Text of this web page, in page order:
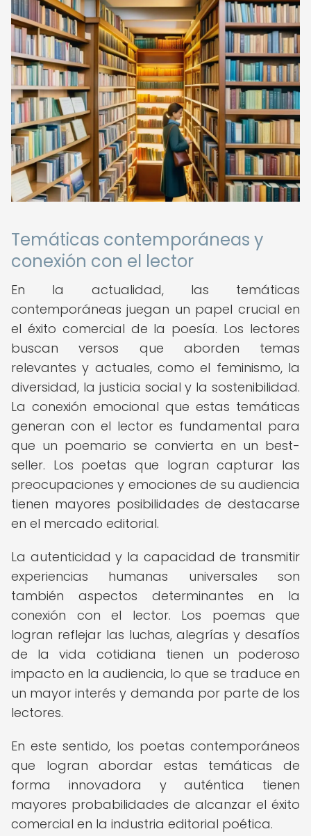
Temáticas contemporáneas y
conexión con el lector
En la actualidad, las temáticas
contemporáneas juegan un papel crucial en
el éxito comercial de la poesía. Los lectores
buscan versos que aborden temas
relevantes y actuales, como el feminismo, la
diversidad, la justicia social y la sostenibilidad.
La conexión emocional que estas temáticas
generan con el lector es fundamental para
que un poemario se convierta en un best-
seller. Los poetas que logran capturar las
preocupaciones y emociones de su audiencia
tienen mayores posibilidades de destacarse
en el mercado editorial.
La autenticidad y la capacidad de transmitir
experiencias humanas universales son
también aspectos determinantes en la
conexión con el lector. Los poemas que
logran reflejar las luchas, alegrías y desafíos
de la vida cotidiana tienen un poderoso
impacto en la audiencia, lo que se traduce en
un mayor interés y demanda por parte de los
lectores.
En este sentido, los poetas contemporáneos
que logran abordar estas temáticas de
forma innovadora y auténtica tienen
mayores probabilidades de alcanzar el éxito
comercial en la industria editorial poética.